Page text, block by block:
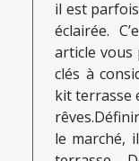
il est
éclairée.
article vous
clés à
kit terrasse
le marché,